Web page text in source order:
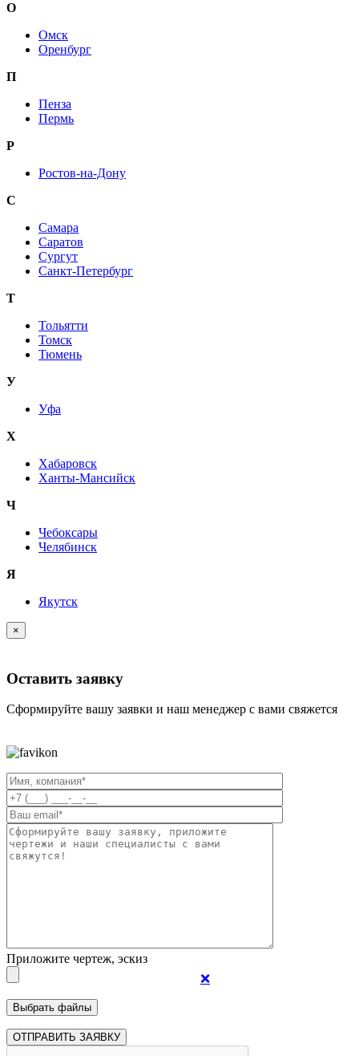
О
Омск
Оренбург
П
Пенза
Пермь
Р
Ростов-на-Дону
С
Самара
Саратов
Сургут
Санкт-Петербург
Т
Тольятти
Томск
Тюмень
У
Уфа
Х
Хабаровск
Ханты-Мансийск
Ч
Чебоксары
Челябинск
Я
Якутск
×
Оставить заявку
Сформируйте вашу заявки и наш менеджер с вами свяжется
Приложите чертеж, эскиз
❌